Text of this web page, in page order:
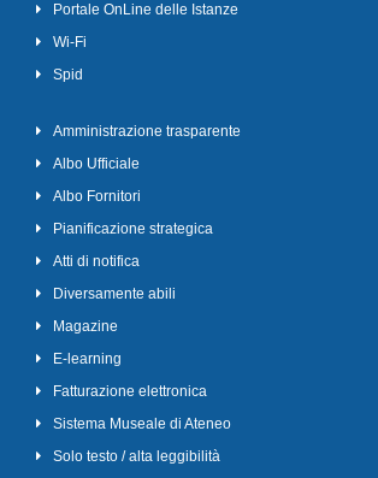
Portale OnLine delle Istanze
Wi-Fi
Spid
Amministrazione trasparente
Albo Ufficiale
Albo Fornitori
Pianificazione strategica
Atti di notifica
Diversamente abili
Magazine
E-learning
Fatturazione elettronica
Sistema Museale di Ateneo
Solo testo / alta leggibilità